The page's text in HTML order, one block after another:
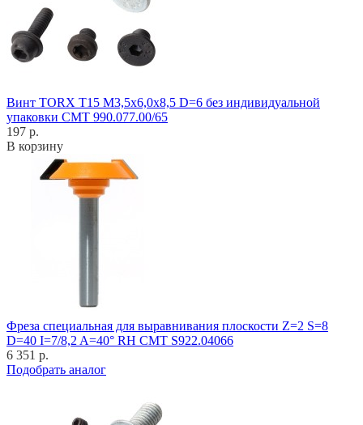
Винт TORX T15 M3,5x6,0x8,5 D=6 без индивидуальной
упаковки CMT 990.077.00/65
197 р.
В корзину
Фреза специальная для выравнивания плоскости Z=2 S=8
D=40 I=7/8,2 A=40° RH CMT S922.04066
6 351 р.
Подобрать аналог